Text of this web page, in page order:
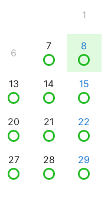
1
6
7 8
13 14 15
20 21 22
27 28 29